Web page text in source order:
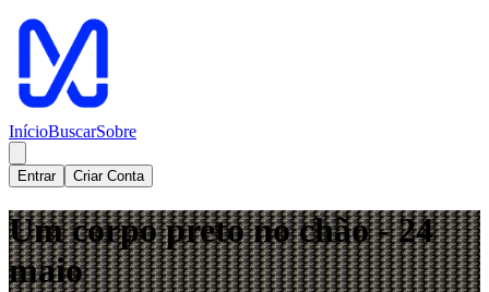
InícioBuscarSobre
Entrar Criar Conta
Um corpo preto no chão - 24
maio